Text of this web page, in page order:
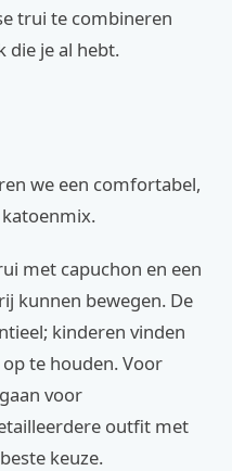
trui te combineren
die je al hebt.
we een comfortabel,
met capuchon en een
kunnen bewegen. De
kinderen vinden
te houden. Voor
voor
outfit met
keuze.